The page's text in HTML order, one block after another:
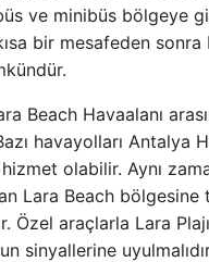
ve minibüs bölgeye
bir mesafeden sonra
Beach Havaalanı
havayolları Antalya
hizmet olabilir. Aynı
Lara Beach bölgesine
Özel araçlarla Lara
sinyallerine